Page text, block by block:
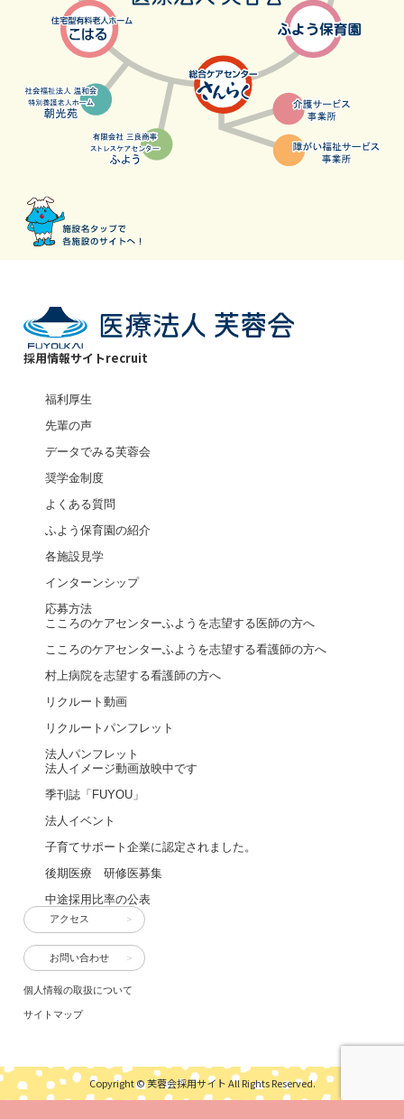
採用情報サイトrecruit
福利厚生
先輩の声
データでみる芙蓉会
奨学金制度
よくある質問
ふよう保育園の紹介
各施設見学
インターンシップ
応募方法
こころのケアセンターふようを志望する医師の方へ
こころのケアセンターふようを志望する看護師の方へ
村上病院を志望する看護師の方へ
リクルート動画
リクルートパンフレット
法人パンフレット
法人イメージ動画放映中です
季刊誌「FUYOU」
法人イベント
子育てサポート企業に認定されました。
後期医療 研修医募集
中途採用比率の公表
アクセス
お問い合わせ
個人情報の取扱について
サイトマップ
Copyright © 芙蓉会採用サイト All Rights Reserved.